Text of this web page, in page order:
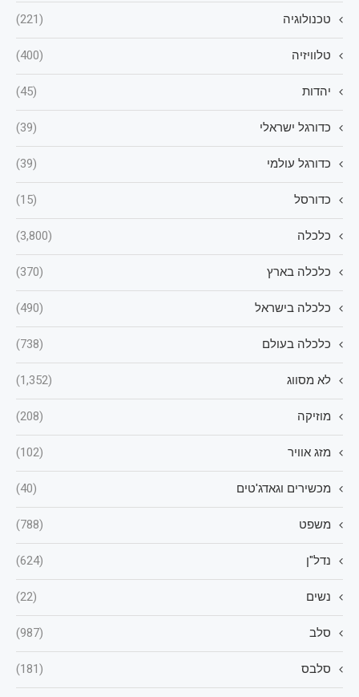
טכנולוגיה (221)
טלוויזיה (400)
יהדות (45)
כדורגל ישראלי (39)
כדורגל עולמי (39)
כדורסל (15)
כלכלה (3,800)
כלכלה בארץ (370)
כלכלה בישראל (490)
כלכלה בעולם (738)
לא מסווג (1,352)
מוזיקה (208)
מזג אוויר (102)
מכשירים וגאדג'טים (40)
משפט (788)
נדל"ן (624)
נשים (22)
סלב (987)
סלבס (181)